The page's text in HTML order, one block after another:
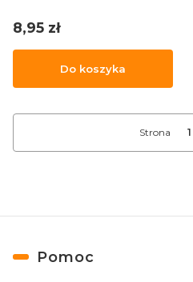
Cena
8,95 zł
Do koszyka
Strona
Linki w stopce
Pomoc